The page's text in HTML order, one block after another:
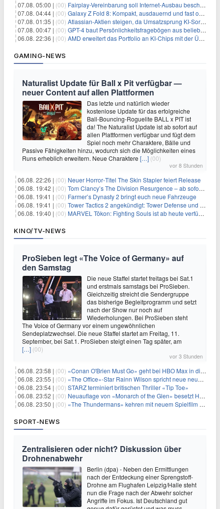
07.08. 05:00 | (00) Fairplay-Vereinbarung soll Internet-Ausbau beschleunigen
07.08. 04:44 | (00) Galaxy Z Fold 8: Kompakt, ausdauernd und fast ohne Falte
07.08. 01:35 | (00) Atlassian-Aktien steigen, da Umsatzsprung KI-Sorgen dämpft
07.08. 00:47 | (00) GPT-4 baut Persönlichkeitsfragebögen aus beliebigen Texten und sagt Antworten voraus
06.08. 22:36 | (00) AMD erweitert das Portfolio an KI-Chips mit der Übernahme von Taalas
GAMING-NEWS
Naturalist Update für Ball x Pit verfügbar —
neuer Content auf allen Plattformen
Das letzte und natürlich wieder
kostenlose Update für das erfolgreiche
Ball-Bouncing-Roguelite BALL x PIT ist
da! The Naturalist Update ist ab sofort auf
allen Plattformen verfügbar und fügt dem
Spiel noch mehr Charaktere, Bälle und
Passive Fähigkeiten hinzu, wodurch sich die Möglichkeiten eines
Runs erheblich erweitern. Neue Charaktere […] (00)
vor 8 Stunden
06.08. 22:26 | (00) Neuer Horror‑Titel The Skin Stapler feiert Release
06.08. 19:42 | (00) Tom Clancy’s The Division Resurgence – ab sofort für euch verfügbar
06.08. 19:41 | (00) Farmer’s Dynasty 2 bringt euch neue Fahrzeuge
06.08. 19:41 | (00) Tower Tactics 2 angekündigt: Tower Defense und Deckbuilding Kombo kehrt zurück
06.08. 19:40 | (00) MARVEL Tōkon: Fighting Souls ist ab heute verfügbar
KINO/TV-NEWS
ProSieben legt «The Voice of Germany» auf
den Samstag
Die neue Staffel startet freitags bei Sat.1
und erstmals samstags bei ProSieben.
Gleichzeitig streicht die Sendergruppe
das bisherige Begleitprogramm und setzt
nach der Show nur noch auf
Wiederholungen. Bei ProSieben steht
The Voice of Germany vor einem ungewöhnlichen
Sendeplatzwechsel. Die neue Staffel startet am Freitag, 11.
September, bei Sat.1. ProSieben steigt einen Tag später, am
[…] (00)
vor 3 Stunden
06.08. 23:58 | (00) «Conan O'Brien Must Go» geht bei HBO Max in die dritte Runde
06.08. 23:55 | (00) «The Office»-Star Rainn Wilson spricht neue neuseeländische Serie «Settling»
06.08. 23:54 | (00) STARZ terminiert britischen Thriller «Tip Toe»
06.08. 23:52 | (00) Neuauflage von «Monarch of the Glen» besetzt Hauptrollen
06.08. 23:50 | (00) «The Thundermans» kehren mit neuem Spielfilm zurück
SPORT-NEWS
Zentralisieren oder nicht? Diskussion über
Drohnenabwehr
Berlin (dpa) - Neben den Ermittlungen
nach der Entdeckung einer Sprengstoff-
Drohne am Flughafen Leipzig/Halle steht
nun die Frage nach der Abwehr solcher
Angriffe im Fokus. Ist Deutschland gut